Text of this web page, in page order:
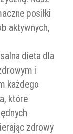
posiłki
aktywnych,
dieta dla
i
każdego
które
zdrowy